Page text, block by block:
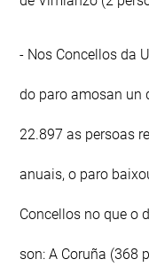
- Nos Concellos da
do paro amosan un
22.897 as persoas
anuais, o paro
Concellos no que o
son: A Coruña (368